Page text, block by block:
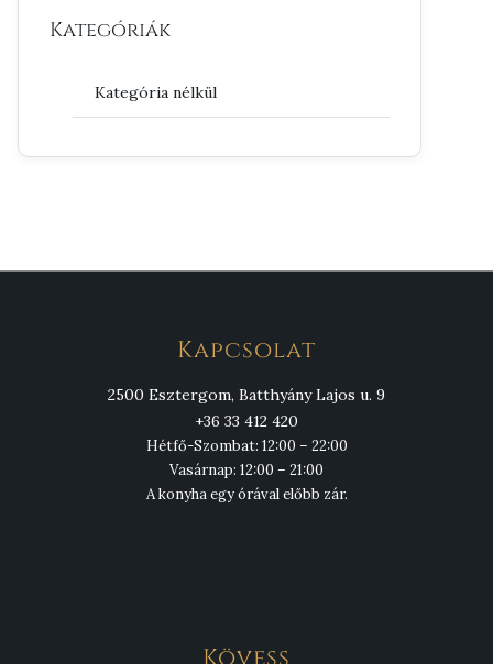
Kategóriák
Kategória nélkül
Kapcsolat
2500 Esztergom, Batthyány Lajos u. 9
+36 33 412 420
Hétfő-Szombat: 12:00 – 22:00
Vasárnap: 12:00 – 21:00
A konyha egy órával előbb zár.